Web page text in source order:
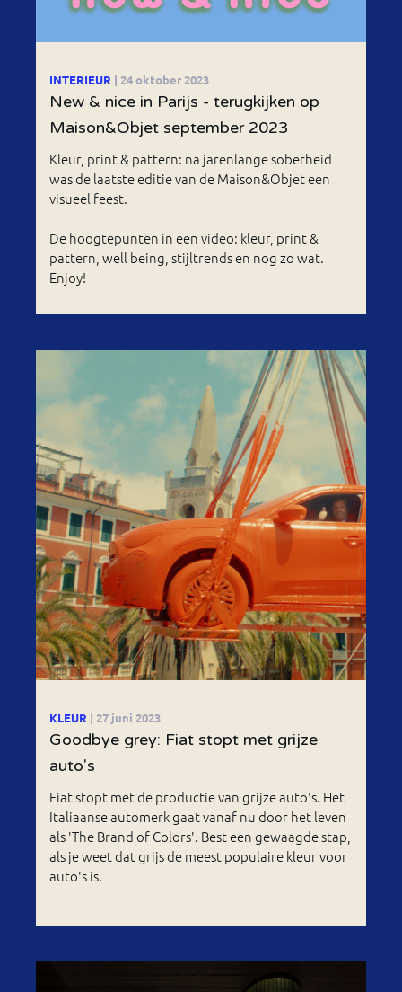
INTERIEUR | 24 oktober 2023
New & nice in Parijs - terugkijken op
Maison&Objet september 2023
Kleur, print & pattern: na jarenlange soberheid
was de laatste editie van de Maison&Objet een
visueel feest.
De hoogtepunten in een video: kleur, print &
pattern, well being, stijltrends en nog zo wat.
Enjoy!
KLEUR | 27 juni 2023
Goodbye grey: Fiat stopt met grijze
auto's
Fiat stopt met de productie van grijze auto's. Het
Italiaanse automerk gaat vanaf nu door het leven
als 'The Brand of Colors'. Best een gewaagde stap,
als je weet dat grijs de meest populaire kleur voor
auto's is.